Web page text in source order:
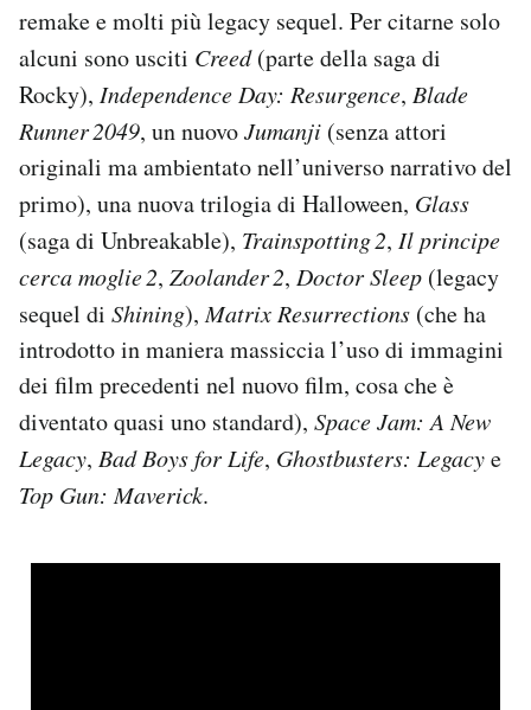
remake e molti più legacy sequel. Per citarne solo
alcuni sono usciti Creed(parte della saga di
Rocky), Independence Day: Resurgence, Blade
Runner 2049, un nuovoJumanji (senza attori
originali ma ambientato nell’universo narrativo del
primo), una nuova trilogia di Halloween, Glass
(saga di Unbreakable), Trainspotting 2, Il principe
cerca moglie 2, Zoolander 2, Doctor Sleep (legacy
sequel di Shining),Matrix Resurrections (che ha
introdotto in maniera massiccia l’uso di immagini
dei film precedenti nel nuovo film, cosa che è
diventato quasi uno standard), Space Jam: A New
Legacy, Bad Boys for Life, Ghostbusters: Legacye
Top Gun: Maverick.